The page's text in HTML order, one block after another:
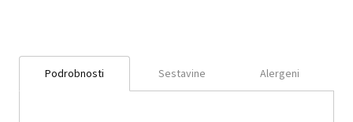
Podrobnosti Sestavine Alergeni